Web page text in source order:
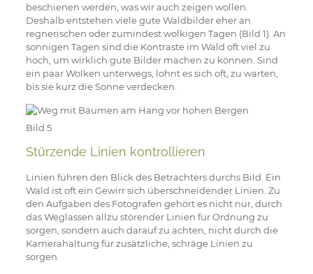
beschienen werden, was wir auch zeigen wollen.
Deshalb entstehen viele gute Waldbilder eher an
regnerischen oder zumindest wolkigen Tagen (Bild 1). An
sonnigen Tagen sind die Kontraste im Wald oft viel zu
hoch, um wirklich gute Bilder machen zu können. Sind
ein paar Wolken unterwegs, lohnt es sich oft, zu warten,
bis sie kurz die Sonne verdecken.
Bild 5
Stürzende Linien kontrollieren
Linien führen den Blick des Betrachters durchs Bild. Ein
Wald ist oft ein Gewirr sich überschneidender Linien. Zu
den Aufgaben des Fotografen gehört es nicht nur, durch
das Weglassen allzu störender Linien für Ordnung zu
sorgen, sondern auch darauf zu achten, nicht durch die
Kamerahaltung für zusätzliche, schräge Linien zu
sorgen.